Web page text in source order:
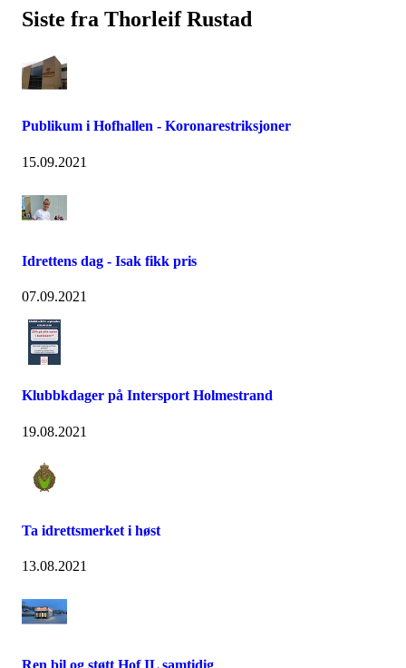
Siste fra Thorleif Rustad
Publikum i Hofhallen - Koronarestriksjoner
15.09.2021
Idrettens dag - Isak fikk pris
07.09.2021
Klubbkdager på Intersport Holmestrand
19.08.2021
Ta idrettsmerket i høst
13.08.2021